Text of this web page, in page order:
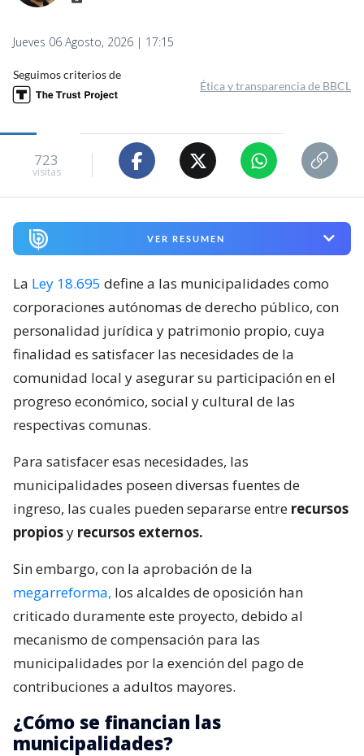
Jueves 06 Agosto, 2026 | 17:15
Seguimos criterios de
Ética y transparencia de BBCL
723
visitas
VER RESUMEN
La Ley 18.695 define a las municipalidades como
corporaciones autónomas de derecho público, con
personalidad jurídica y patrimonio propio, cuya
finalidad es satisfacer las necesidades de la
comunidad local y asegurar su participación en el
progreso económico, social y cultural de las
respectivas comunas.
Para satisfacer esas necesidades, las
municipalidades poseen diversas fuentes de
ingreso, las cuales pueden separarse entre recursos
propiosy recursos externos.
Sin embargo, con la aprobación de la
megarreforma, los alcaldes de oposición han
criticado duramente este proyecto, debido al
mecanismo de compensación para las
municipalidades por la exención del pago de
contribuciones a adultos mayores.
¿Cómo se financian las
municipalidades?